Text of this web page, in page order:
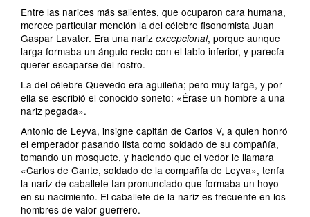
Entre las narices más salientes, que ocuparon cara humana,
merece particular mención la del célebre fisonomista Juan
Gaspar Lavater. Era una nariz excepcional, porque aunque
larga formaba un ángulo recto con el labio inferior, y parecía
querer escaparse del rostro.
La del célebre Quevedo era aguileña; pero muy larga, y por
ella se escribió el conocido soneto: «Érase un hombre a una
nariz pegada».
Antonio de Leyva, insigne capitán de Carlos V, a quien honró
el emperador pasando lista como soldado de su compañía,
tomando un mosquete, y haciendo que el vedor le llamara
«Carlos de Gante, soldado de la compañía de Leyva», tenía
la nariz de caballete tan pronunciado que formaba un hoyo
en su nacimiento. El caballete de la nariz es frecuente en los
hombres de valor guerrero.